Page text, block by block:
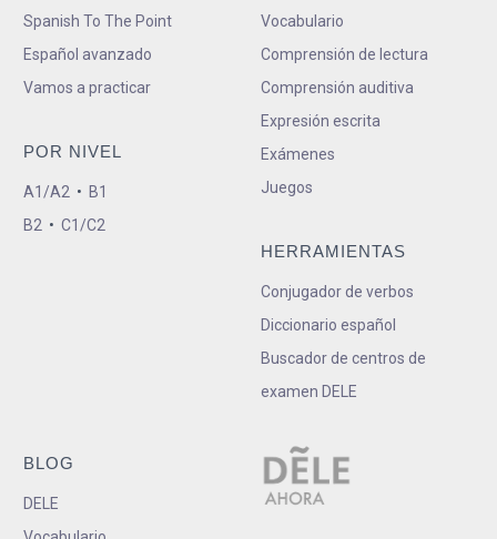
Spanish To The Point
Español avanzado
Vamos a practicar
POR NIVEL
A1/A2 • B1
B2 • C1/C2
Vocabulario
Comprensión de lectura
Comprensión auditiva
Expresión escrita
Exámenes
Juegos
HERRAMIENTAS
Conjugador de verbos
Diccionario español
Buscador de centros de
examen DELE
BLOG
DELE